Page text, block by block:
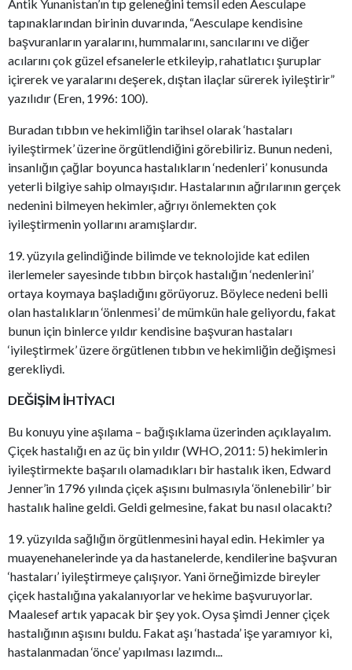
Antik Yunanistan’ın tıp geleneğini temsil eden Aesculape
tapınaklarından birinin duvarında, “Aesculape kendisine
başvuranların yaralarını, hummalarını, sancılarını ve diğer
acılarını çok güzel efsanelerle etkileyip, rahatlatıcı şuruplar
içirerek ve yaralarını deşerek, dıştan ilaçlar sürerek iyileştirir”
yazılıdır (Eren, 1996: 100).
Buradan tıbbın ve hekimliğin tarihsel olarak ‘hastaları
iyileştirmek’ üzerine örgütlendiğini görebiliriz. Bunun nedeni,
insanlığın çağlar boyunca hastalıkların ‘nedenleri’ konusunda
yeterli bilgiye sahip olmayışıdır. Hastalarının ağrılarının gerçek
nedenini bilmeyen hekimler, ağrıyı önlemekten çok
iyileştirmenin yollarını aramışlardır.
19. yüzyıla gelindiğinde bilimde ve teknolojide kat edilen
ilerlemeler sayesinde tıbbın birçok hastalığın ‘nedenlerini’
ortaya koymaya başladığını görüyoruz. Böylece nedeni belli
olan hastalıkların ‘önlenmesi’ de mümkün hale geliyordu, fakat
bunun için binlerce yıldır kendisine başvuran hastaları
‘iyileştirmek’ üzere örgütlenen tıbbın ve hekimliğin değişmesi
gerekliydi.
DEĞİŞİM İHTİYACI
Bu konuyu yine aşılama – bağışıklama üzerinden açıklayalım.
Çiçek hastalığı en az üç bin yıldır (WHO, 2011: 5) hekimlerin
iyileştirmekte başarılı olamadıkları bir hastalık iken, Edward
Jenner’in 1796 yılında çiçek aşısını bulmasıyla ‘önlenebilir’ bir
hastalık haline geldi. Geldi gelmesine, fakat bu nasıl olacaktı?
19. yüzyılda sağlığın örgütlenmesini hayal edin. Hekimler ya
muayenehanelerinde ya da hastanelerde, kendilerine başvuran
‘hastaları’ iyileştirmeye çalışıyor. Yani örneğimizde bireyler
çiçek hastalığına yakalanıyorlar ve hekime başvuruyorlar.
Maalesef artık yapacak bir şey yok. Oysa şimdi Jenner çiçek
hastalığının aşısını buldu. Fakat aşı ‘hastada’ işe yaramıyor ki,
hastalanmadan ‘önce’ yapılması lazımdı...